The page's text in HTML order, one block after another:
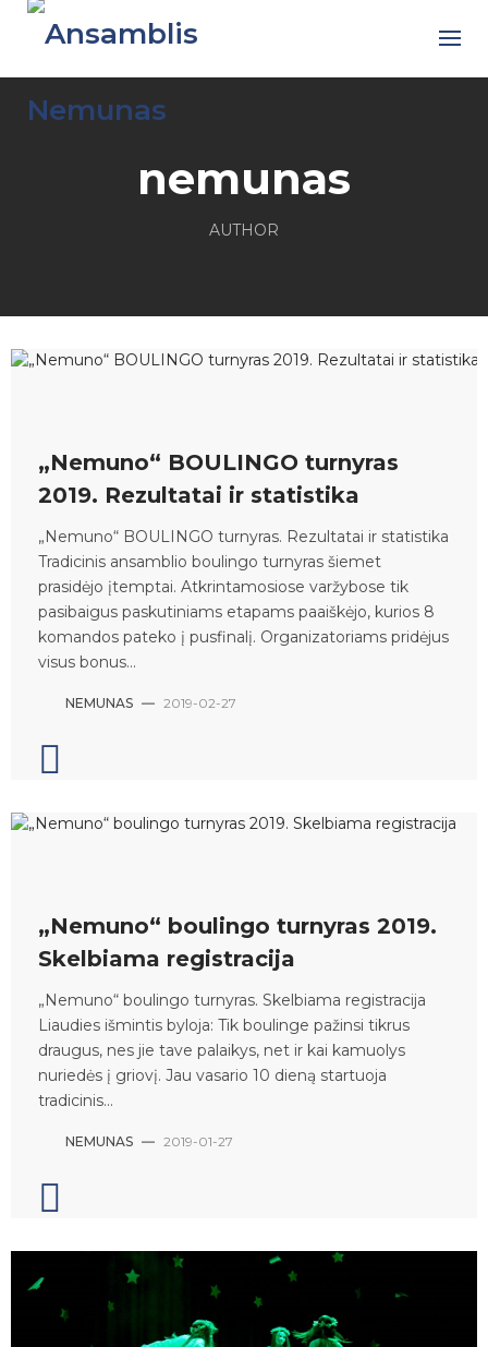
Skip
nemunas
AUTHOR
„Nemuno“ BOULINGO turnyras
2019. Rezultatai ir statistika
„Nemuno“ BOULINGO turnyras. Rezultatai ir statistika
Tradicinis ansamblio boulingo turnyras šiemet
prasidėjo įtemptai. Atkrintamosiose varžybose tik
pasibaigus paskutiniams etapams paaiškėjo, kurios 8
komandos pateko į pusfinalį. Organizatoriams pridėjus
visus bonus...
NEMUNAS — 2019-02-27
„Nemuno“ boulingo turnyras 2019.
Skelbiama registracija
„Nemuno“ boulingo turnyras. Skelbiama registracija
Liaudies išmintis byloja: Tik boulinge pažinsi tikrus
draugus, nes jie tave palaikys, net ir kai kamuolys
nuriedės į griovį. Jau vasario 10 dieną startuoja
tradicinis...
NEMUNAS — 2019-01-27